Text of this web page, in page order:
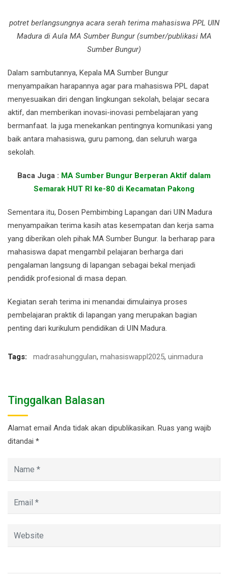
potret berlangsungnya acara serah terima mahasiswa PPL UIN
Madura di Aula MA Sumber Bungur (sumber/publikasi MA
Sumber Bungur)
Dalam sambutannya, Kepala MA Sumber Bungur
menyampaikan harapannya agar para mahasiswa PPL dapat
menyesuaikan diri dengan lingkungan sekolah, belajar secara
aktif, dan memberikan inovasi-inovasi pembelajaran yang
bermanfaat. Ia juga menekankan pentingnya komunikasi yang
baik antara mahasiswa, guru pamong, dan seluruh warga
sekolah.
Baca Juga : MA Sumber Bungur Berperan Aktif dalam
Semarak HUT RI ke-80 di Kecamatan Pakong
Sementara itu, Dosen Pembimbing Lapangan dari UIN Madura
menyampaikan terima kasih atas kesempatan dan kerja sama
yang diberikan oleh pihak MA Sumber Bungur. Ia berharap para
mahasiswa dapat mengambil pelajaran berharga dari
pengalaman langsung di lapangan sebagai bekal menjadi
pendidik profesional di masa depan.
Kegiatan serah terima ini menandai dimulainya proses
pembelajaran praktik di lapangan yang merupakan bagian
penting dari kurikulum pendidikan di UIN Madura.
Tags: madrasahunggulan, mahasiswappl2025, uinmadura
Tinggalkan Balasan
Alamat email Anda tidak akan dipublikasikan. Ruas yang wajib
ditandai *